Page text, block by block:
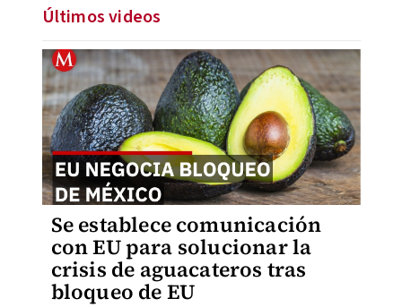
Últimos videos
Se establece comunicación
con EU para solucionar la
crisis de aguacateros tras
bloqueo de EU